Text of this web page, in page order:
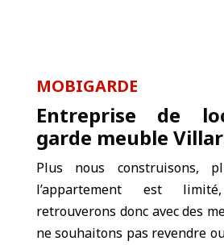
MOBIGARDE
Entreprise de
garde meuble
Plus nous construisons,
l’appartement est
retrouverons donc avec des
ne souhaitons pas revendre